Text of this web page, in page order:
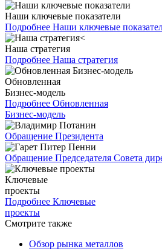
Наши ключевые показатели
Подробнее Наши ключевые
Наша стратегия
Подробнее Наша стратегия
Обновленная
Бизнес-модель
Подробнее Обновленная
Бизнес-модель
Обращение Президента
Обращение Председателя Совета
Ключевые
проекты
Подробнее Ключевые
проекты
Смотрите также
Обзор рынка металлов